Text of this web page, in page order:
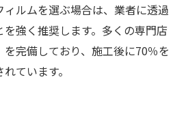
ィルムを選ぶ場合は、業者に透過
強く推奨します。多くの専門店
完備しており、施工後に70％を
ています。